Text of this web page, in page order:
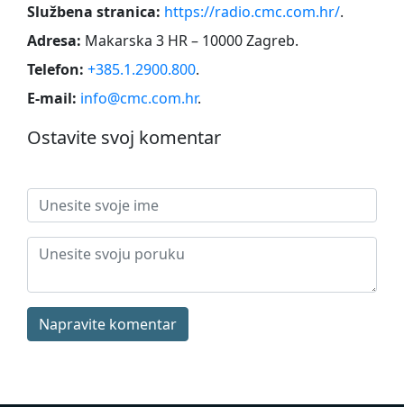
Službena stranica: https://radio.cmc.com.hr/.
Adresa: Makarska 3 HR – 10000 Zagreb.
Telefon: +385.1.2900.800.
E-mail: info@cmc.com.hr.
Ostavite svoj komentar
Napravite komentar